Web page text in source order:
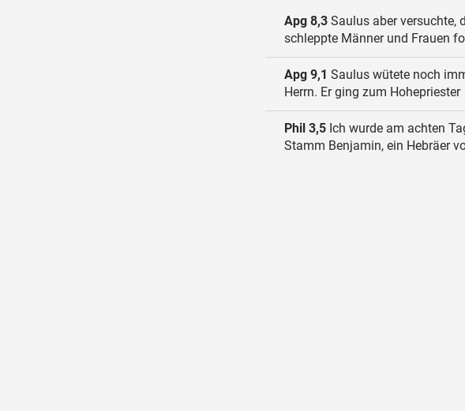
Apg 8,3 Saulus aber versuchte,
schleppte Männer und Frauen
Apg 9,1 Saulus wütete noch
Herrn. Er ging zum Hohepriester
Phil 3,5 Ich wurde am achten
Stamm Benjamin, ein Hebräer